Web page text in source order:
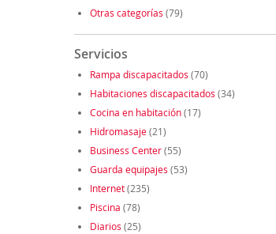
Otras categorías (79)
Servicios
Rampa discapacitados (70)
Habitaciones discapacitados (34)
Cocina en habitación(17)
Hidromasaje(21)
Business Center(55)
Guarda equipajes (53)
Internet(235)
Piscina (78)
Diarios (25)